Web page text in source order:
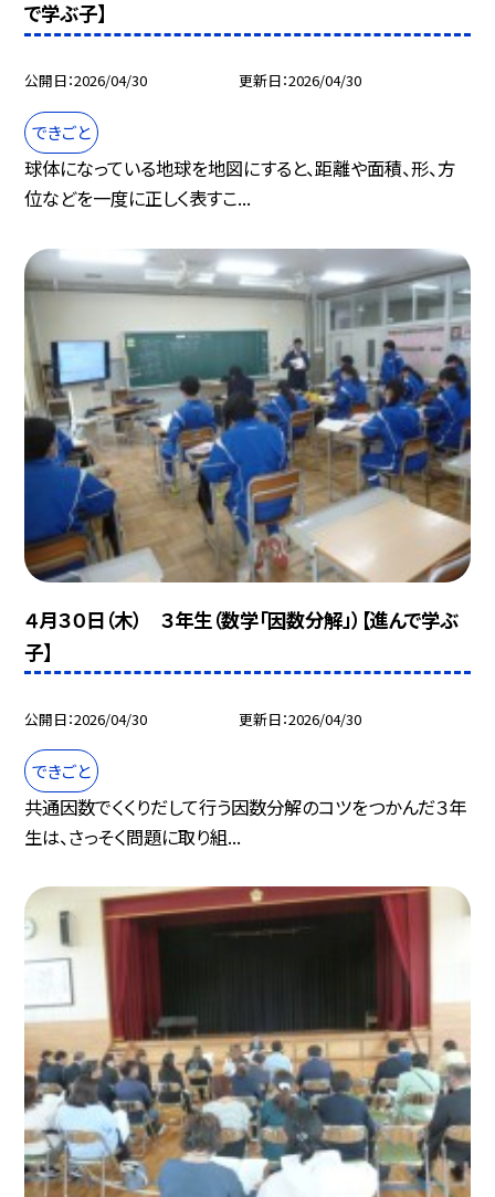
で学ぶ子】
公開日 2026/04/30 更新日 2026/04/30
できごと
球体になっている地球を地図にすると、距離や面積、形、方
位などを一度に正しく表すこ...
４月３０日（木） ３年生（数学「因数分解」）【進んで学ぶ
子】
公開日 2026/04/30 更新日 2026/04/30
できごと
共通因数でくくりだして行う因数分解のコツをつかんだ３年
生は、さっそく問題に取り組...